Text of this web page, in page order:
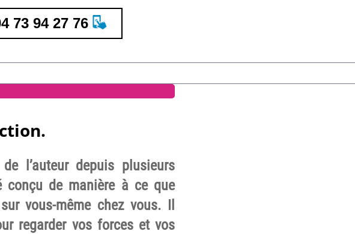
l’auteur depuis plusieurs
conçu de manière à ce que
vous-même chez vous. Il
regarder vos forces et vos
73 94 27 76